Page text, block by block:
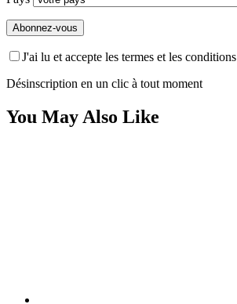
J'ai lu et accepte les termes et les conditions
Désinscription en un clic à tout moment
You May Also Like